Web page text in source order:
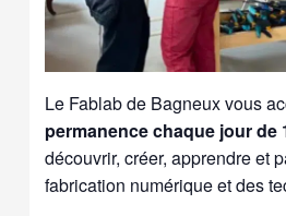
Le Fablab de Bagneux vous
permanence chaque jour de
découvrir, créer, apprendre et
fabrication numérique et des